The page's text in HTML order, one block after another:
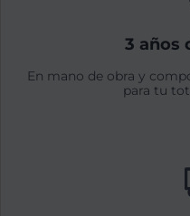
3 años
En mano de obra y
para tu